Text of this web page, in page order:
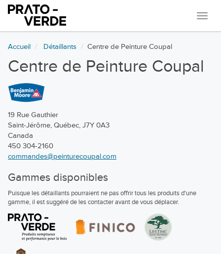
Accueil Détaillants Centre de Peinture Coupal
Centre de Peinture Coupal
19 Rue Gauthier
Saint-Jérôme, Québec, J7Y 0A3
Canada
450 304-2160
commandes@peinturecoupal.com
Gammes disponibles
Puisque les détaillants pourraient ne pas offrir tous les produits d'une
gamme, il est suggéré de les contacter avant de vous déplacer.